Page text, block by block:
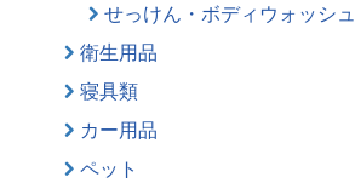
せっけん・ボディウォッシュ
衛生用品
寝具類
カー用品
ペット